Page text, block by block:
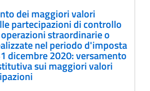
dei maggiori valori
partecipazioni di controllo
straordinarie o
nel periodo d'imposta
dicembre 2020: versamento
sui maggiori valori